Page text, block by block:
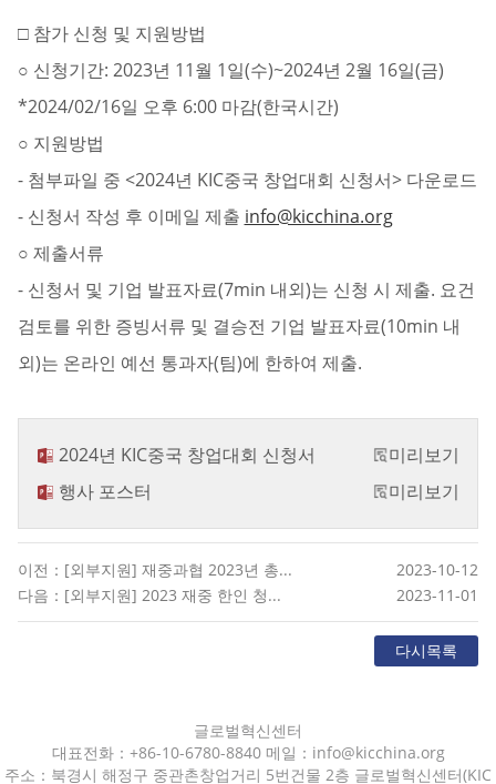
□ 참가 신청 및 지원방법
○ 신청기간: 2023년 11월 1일(수)~2024년 2월 16일(금)
*2024/02/16일 오후 6:00 마감(한국시간)
○ 지원방법
- 첨부파일 중 <2024년 KIC중국 창업대회 신청서> 다운로드
- 신청서 작성 후 이메일 제출 info@kicchina.org
○ 제출서류
- 신청서 및 기업 발표자료(7min 내외)는 신청 시 제출. 요건
검토를 위한 증빙서류 및 결승전 기업 발표자료(10min 내
외)는 온라인 예선 통과자(팀)에 한하여 제출.
2024년 KIC중국 창업대회 신청서
미리보기
행사 포스터
미리보기
이전：[외부지원] 재중과협 2023년 총...
2023-10-12
다음：[외부지원] 2023 재중 한인 청...
2023-11-01
다시목록
글로벌혁신센터
대표전화：+86-10-6780-8840 메일：info@kicchina.org
주소：북경시 해정구 중관촌창업거리 5번건물 2층 글로벌혁신센터(KIC